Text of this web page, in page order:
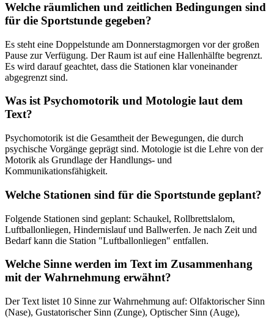
Welche räumlichen und zeitlichen Bedingungen sind
für die Sportstunde gegeben?
Es steht eine Doppelstunde am Donnerstagmorgen vor der großen
Pause zur Verfügung. Der Raum ist auf eine Hallenhälfte begrenzt.
Es wird darauf geachtet, dass die Stationen klar voneinander
abgegrenzt sind.
Was ist Psychomotorik und Motologie laut dem
Text?
Psychomotorik ist die Gesamtheit der Bewegungen, die durch
psychische Vorgänge geprägt sind. Motologie ist die Lehre von der
Motorik als Grundlage der Handlungs- und
Kommunikationsfähigkeit.
Welche Stationen sind für die Sportstunde geplant?
Folgende Stationen sind geplant: Schaukel, Rollbrettslalom,
Luftballonliegen, Hindernislauf und Ballwerfen. Je nach Zeit und
Bedarf kann die Station "Luftballonliegen" entfallen.
Welche Sinne werden im Text im Zusammenhang
mit der Wahrnehmung erwähnt?
Der Text listet 10 Sinne zur Wahrnehmung auf: Olfaktorischer Sinn
(Nase), Gustatorischer Sinn (Zunge), Optischer Sinn (Auge),